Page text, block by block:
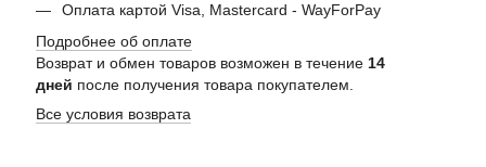
Оплата картой Visa, Mastercard - WayForPay
Подробнее об оплате
Возврат и обмен товаров возможен в течение 14
дней после получения товара покупателем.
Все условия возврата